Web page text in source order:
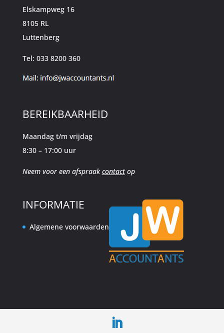
Elskampweg 16
8105 RL
Luttenberg
Tel: 033 8200 360
BEREIKBAARHEID
Maandag t/m vrijdag
8:30 – 17:00 uur
Neem voor een afspraakcontactop
INFORMATIE
Algemene voorwaarden